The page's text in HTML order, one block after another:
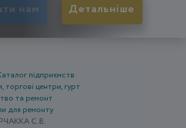
нам Детальніше
підприємств
торгові центри, гурт
та ремонт
для ремонту
С.В.